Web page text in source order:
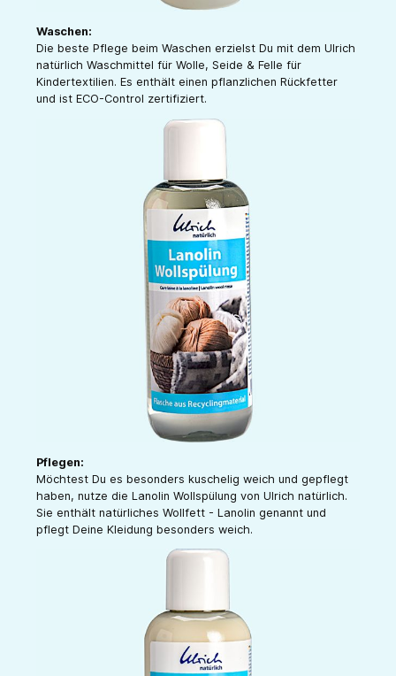
Waschen:
Die beste Pflege beim Waschen erzielst Du mit dem Ulrich
natürlich Waschmittel für Wolle, Seide & Felle für
Kindertextilien. Es enthält einen pflanzlichen Rückfetter
und ist ECO-Control zertifiziert.
Pflegen:
Möchtest Du es besonders kuschelig weich und gepflegt
haben, nutze die Lanolin Wollspülung von Ulrich natürlich.
Sie enthält natürliches Wollfett - Lanolin genannt und
pflegt Deine Kleidung besonders weich.